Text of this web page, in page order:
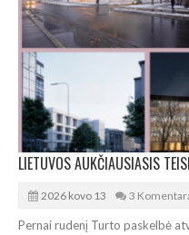
2026 kovo 13 3
Pernai rudenį Turto paskelbė